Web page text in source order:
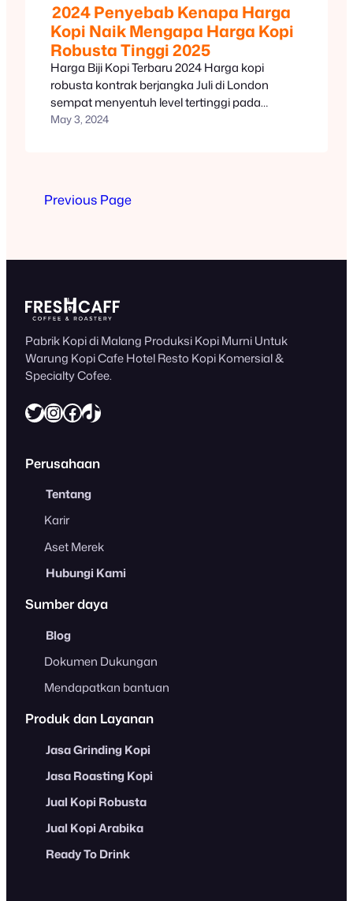
2024 Penyebab Kenapa Harga
Kopi Naik Mengapa Harga Kopi
Robusta Tinggi 2025
Harga Biji Kopi Terbaru 2024 Harga kopi
robusta kontrak berjangka Juli di London
sempat menyentuh level tertinggi pada
penutupan perdagangan di level US$4.304 per
Akhir April 2024.…
May 3, 2024
Previous Page
Pabrik Kopi di Malang Produksi Kopi Murni Untuk
Warung Kopi Cafe Hotel Resto Kopi Komersial &
Specialty Cofee.
Twitter InstagramFacebook https://www.tiktok.com/@freshcaff
Perusahaan
Tentang
Karir
Aset Merek
Hubungi Kami
Sumber daya
Blog
Dokumen Dukungan
Mendapatkan bantuan
Produk dan Layanan
Jasa Grinding Kopi
Jasa Roasting Kopi
Jual Kopi Robusta
Jual Kopi Arabika
Ready To Drink